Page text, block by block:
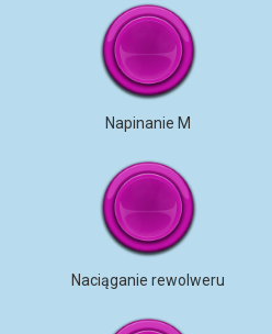
Napinanie M
Naciąganie rewolweru